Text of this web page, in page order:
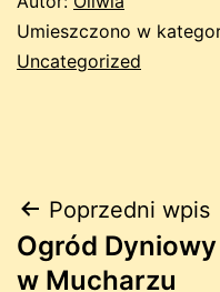
Umieszczono w
Uncategorized
Nawigacja
wpisu
Poprzedni wpis
Ogród
w Mucharzu